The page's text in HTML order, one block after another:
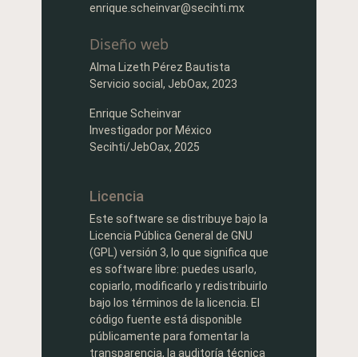
enrique.scheinvar@secihti.mx
Diseño web
Alma Lizeth Pérez Bautista
Servicio social, JebOax, 2023
Enrique Scheinvar
Investigador por México
Secihti/JebOax, 2025
Licencia
Este software se distribuye bajo la
Licencia Pública General de GNU
(GPL) versión 3, lo que significa que
es software libre: puedes usarlo,
copiarlo, modificarlo y redistribuirlo
bajo los términos de la licencia. El
código fuente está disponible
públicamente para fomentar la
transparencia, la auditoría técnica